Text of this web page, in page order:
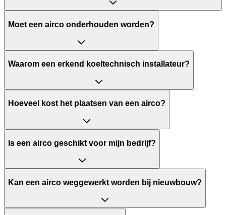
Moet een airco onderhouden worden?
Waarom een erkend koeltechnisch installateur?
Hoeveel kost het plaatsen van een airco?
Is een airco geschikt voor mijn bedrijf?
Kan een airco weggewerkt worden bij nieuwbouw?